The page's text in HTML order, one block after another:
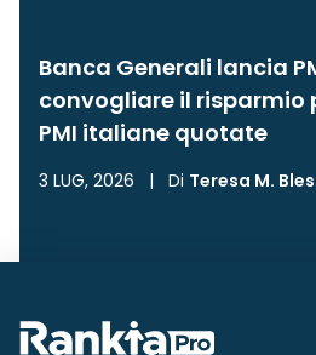
Banca Generali lancia
convogliare il risparmio
PMI italiane quotate
3 LUG, 2026 | Di Teresa M.